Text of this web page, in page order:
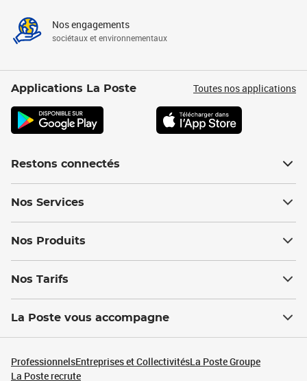
Nos engagements
sociétaux et environnementaux
Applications La Poste Toutes nos applications
Restons connectés
Nos Services
Nos Produits
Nos Tarifs
La Poste vous accompagne
ProfessionnelsEntreprises et CollectivitésLa Poste Groupe
La Poste recrute